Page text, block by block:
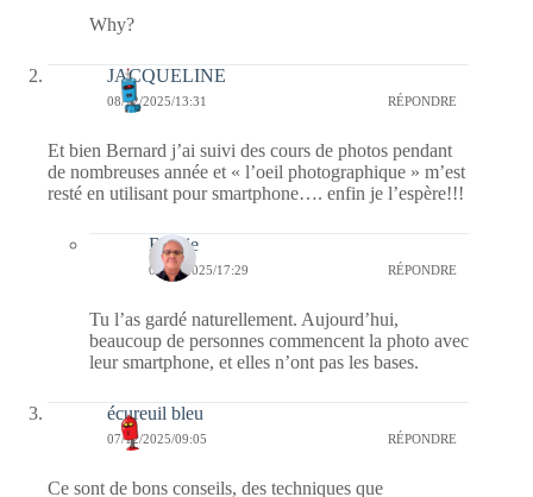
Why?
JACQUELINE
08/12/2025/13:31 RÉPONDRE
Et bien Bernard j’ai suivi des cours de photos pendant
de nombreuses année et « l’oeil photographique » m’est
resté en utilisant pour smartphone…. enfin je l’espère!!!
Bernie
08/12/2025/17:29 RÉPONDRE
Tu l’as gardé naturellement. Aujourd’hui,
beaucoup de personnes commencent la photo avec
leur smartphone, et elles n’ont pas les bases.
écureuil bleu
07/12/2025/09:05 RÉPONDRE
Ce sont de bons conseils, des techniques que